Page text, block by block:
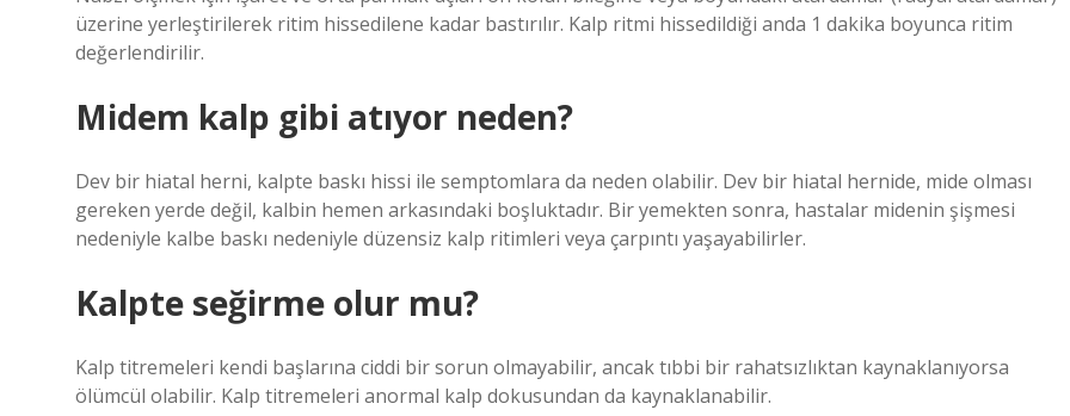
üzerine yerleştirilerek ritim hissedilene kadar bastırılır. Kalp ritmi hissedildiği anda 1 dakika boyunca ritim
değerlendirilir.
Midem kalp gibi atıyor neden?
Dev bir hiatal herni, kalpte baskı hissi ile semptomlara da neden olabilir. Dev bir hiatal hernide, mide olması
gereken yerde değil, kalbin hemen arkasındaki boşluktadır. Bir yemekten sonra, hastalar midenin şişmesi
nedeniyle kalbe baskı nedeniyle düzensiz kalp ritimleri veya çarpıntı yaşayabilirler.
Kalpte seğirme olur mu?
Kalp titremeleri kendi başlarına ciddi bir sorun olmayabilir, ancak tıbbi bir rahatsızlıktan kaynaklanıyorsa
ölümcül olabilir. Kalp titremeleri anormal kalp dokusundan da kaynaklanabilir.